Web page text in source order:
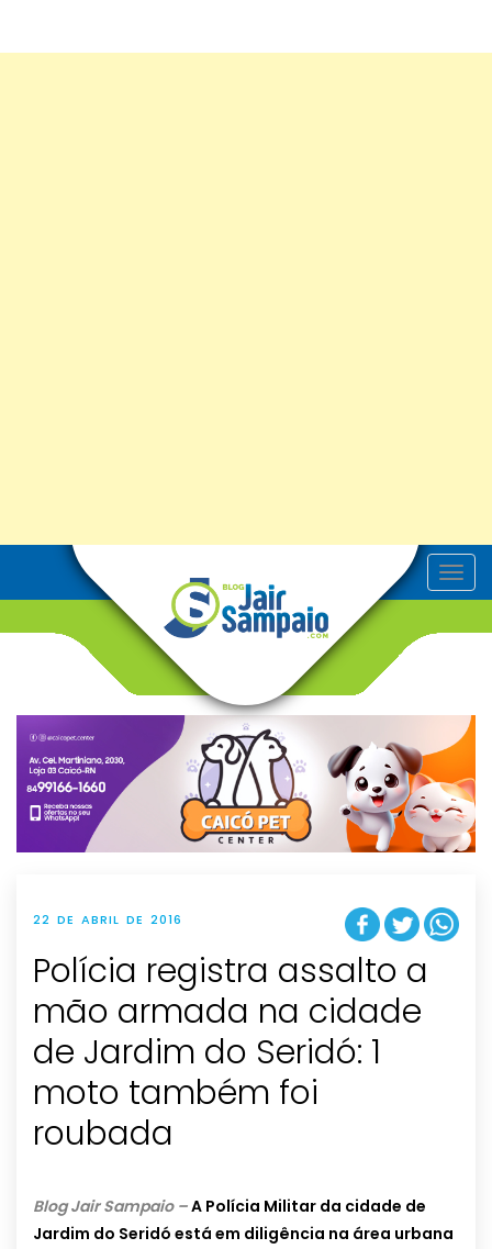
T
o
v
g
t
i
o
n
22 DE ABRIL DE 2016
Polícia registra assalto a
mão armada na cidade
de Jardim do Seridó: 1
moto também foi
roubada
Blog Jair Sampaio –A Polícia Militar da cidade de
Jardim do Seridó está em diligência na área urbana